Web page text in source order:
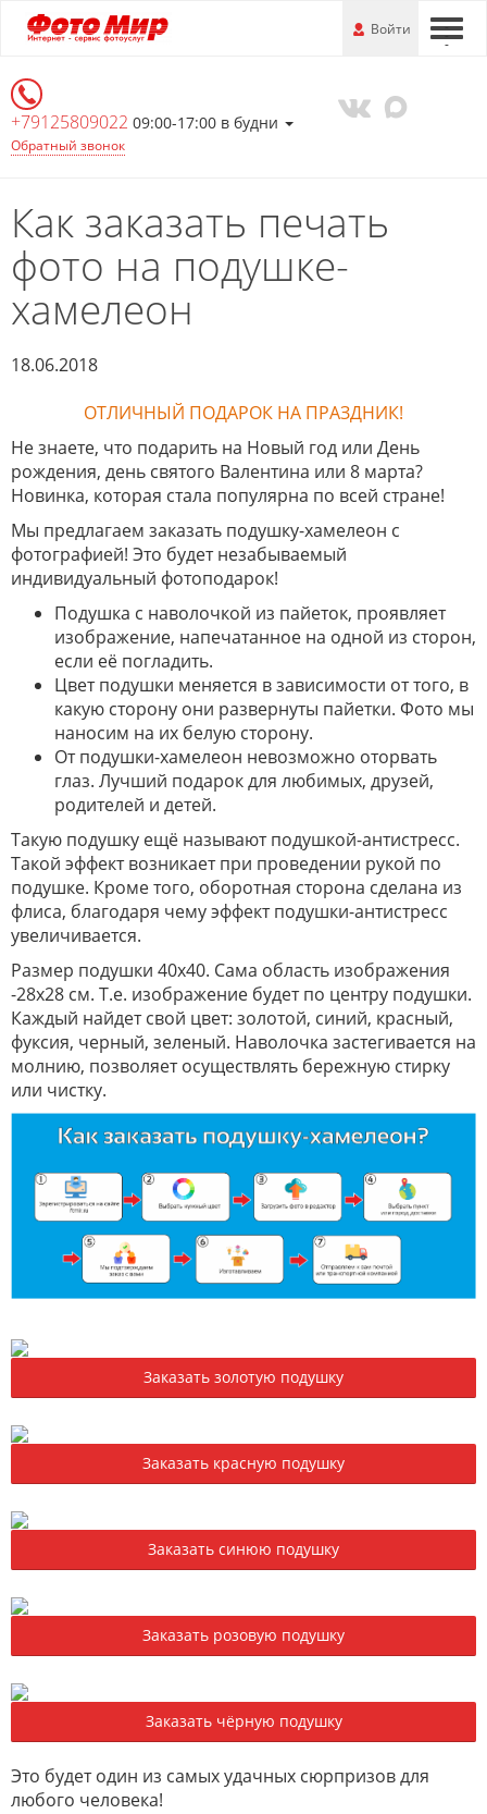
Перейти
к
информации
---
Войти
+79125809022 09:00-17:00 в будни
Обратный звонок
Как заказать печать
фото на подушке-
хамелеон
18.06.2018
ОТЛИЧНЫЙ ПОДАРОК НА ПРАЗДНИК!
Не знаете, что подарить на Новый год или День
рождения, день святого Валентина или 8 марта?
Новинка, которая стала популярна по всей стране!
Мы предлагаем заказать подушку-хамелеон с
фотографией! Это будет незабываемый
индивидуальный фотоподарок!
Подушка с наволочкой из пайеток, проявляет
изображение, напечатанное на одной из сторон,
если её погладить.
Цвет подушки меняется в зависимости от того, в
какую сторону они развернуты пайетки. Фото мы
наносим на их белую сторону.
От подушки-хамелеон невозможно оторвать
глаз. Лучший подарок для любимых, друзей,
родителей и детей.
Такую подушку ещё называют подушкой-антистресс.
Такой эффект возникает при проведении рукой по
подушке. Кроме того, оборотная сторона сделана из
флиса, благодаря чему эффект подушки-антистресс
увеличивается.
Размер подушки 40х40. Сама область изображения
-28х28 см. Т.е. изображение будет по центру подушки.
Каждый найдет свой цвет: золотой, синий, красный,
фуксия, черный, зеленый. Наволочка застегивается на
молнию, позволяет осуществлять бережную стирку
или чистку.
Заказать золотую подушку
Заказать красную подушку
Заказать синюю подушку
Заказать розовую подушку
Заказать чёрную подушку
Это будет один из самых удачных сюрпризов для
любого человека!